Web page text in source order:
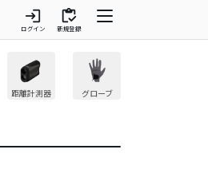
login
ログイン
inventory
新規登録
距離計測器 グローブ